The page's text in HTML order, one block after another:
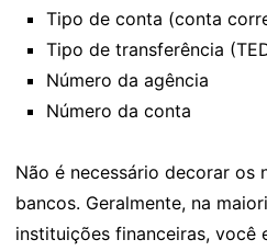
Tipo de conta (conta
Tipo de transferência
Número da agência
Número da conta
Não é necessário decorar os
bancos. Geralmente, na
instituições financeiras, você